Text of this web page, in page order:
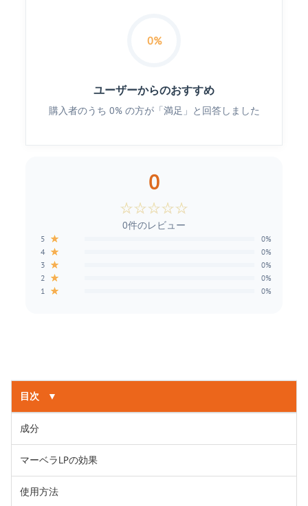
0%
ユーザーからのおすすめ
購入者のうち 0% の方が「満足」と回答しました
0
☆☆☆☆☆
0件のレビュー
5 ★ 0%
4 ★ 0%
3 ★ 0%
2 ★ 0%
1 ★ 0%
目次 ▼
成分
マーベラLPの効果
使用方法